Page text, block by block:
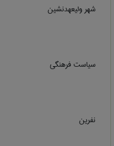
شهر ولیعهدنشین
سیاست فرهنگی
نفرین